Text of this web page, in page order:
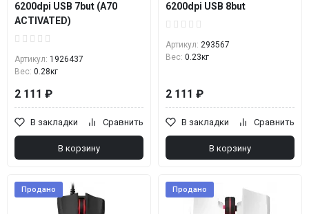
6200dpi USB 7but (A70
ACTIVATED)
Артикул: 1926437
Вес: 0.28кг
2 111 ₽
В закладки Сравнить
В корзину
6200dpi USB 8but
Артикул: 293567
Вес: 0.23кг
2 111 ₽
В закладки Сравнить
В корзину
Продано Продано